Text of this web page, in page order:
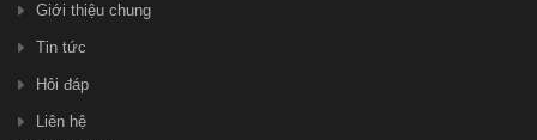
Giới thiệu chung
Tin tức
Hỏi đáp
Liên hệ